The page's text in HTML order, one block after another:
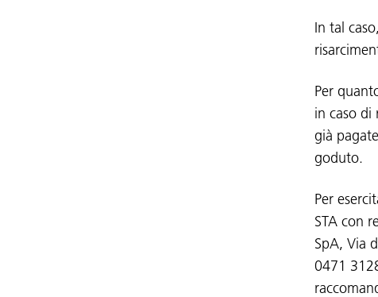
In tal
Per
in caso di
già
goduto.
Per
STA con
SpA, Via
0471